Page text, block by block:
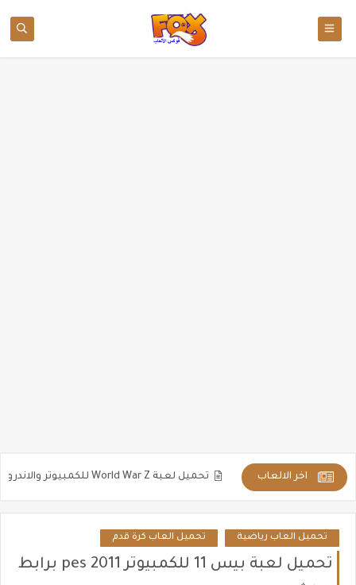
اخر الالعابتحميل لعبة World War Z للكمبيوتر والاندرويد مضغوطة كاملة برابط مباشر
تحميل العاب رياضية تحميل العاب كرة قدم
تحميل لعبة بيس 11 للكمبيوتر pes 2011 برابط